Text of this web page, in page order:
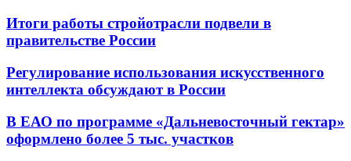
Итоги работы стройотрасли подвели в
правительстве России
Регулирование использования искусственного
интеллекта обсуждают в России
В ЕАО по программе «Дальневосточный гектар»
оформлено более 5 тыс. участков